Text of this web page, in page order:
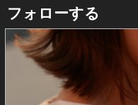
フォローする